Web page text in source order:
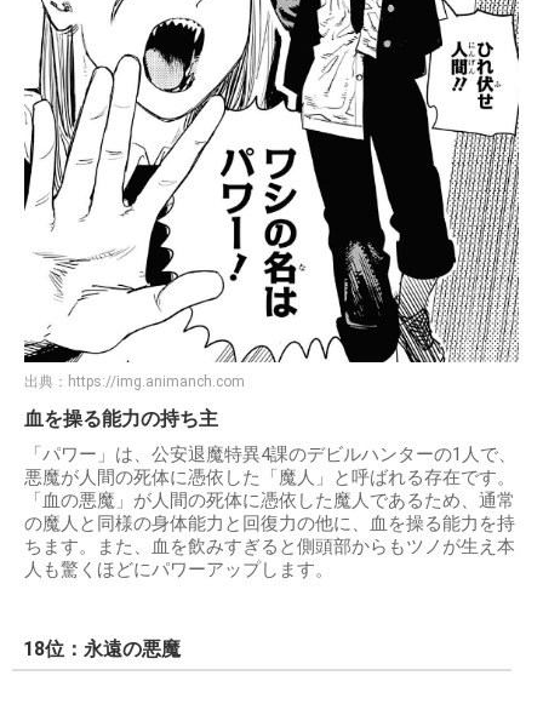
出典： https://img.animanch.com
血を操る能力の持ち主
「パワー」は、公安退魔特異4課のデビルハンターの1人で、
悪魔が人間の死体に憑依した「魔人」と呼ばれる存在です。
「血の悪魔」が人間の死体に憑依した魔人であるため、通常
の魔人と同様の身体能力と回復力の他に、血を操る能力を持
ちます。また、血を飲みすぎると側頭部からもツノが生え本
人も驚くほどにパワーアップします。
18位：永遠の悪魔